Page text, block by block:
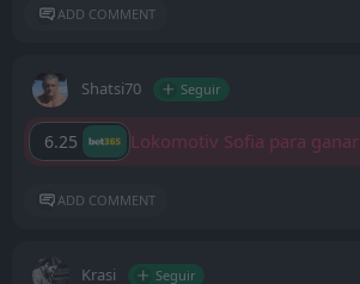
ADD COMMENT
Shatsi70 Seguir
6.25 Lokomotiv Sofia para ganar
ADD COMMENT
Krasi Seguir